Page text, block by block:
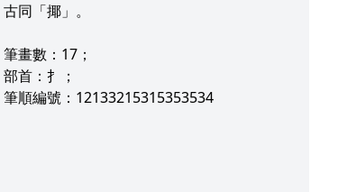
古同「揶」。
筆畫數：17；
部首：扌；
筆順編號：12133215315353534